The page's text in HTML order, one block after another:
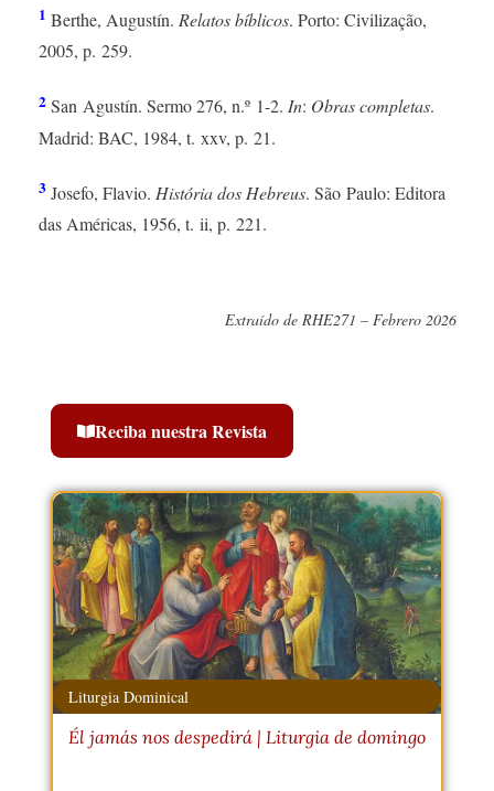
1 Berthe, Augustín. Relatos bíblicos. Porto: Civilização,
2005, p. 259.
2San Agustín. Sermo 276, n.º 1-2. In: Obras completas.
Madrid: BAC, 1984, t. xxv, p. 21.
3Josefo, Flavio. História dos Hebreus. São Paulo: Editora
das Américas, 1956, t. ii, p. 221.
Extraído de RHE271 – Febrero 2026
Reciba nuestra Revista
Liturgia Dominical
Él jamás nos despedirá | Liturgia de domingo